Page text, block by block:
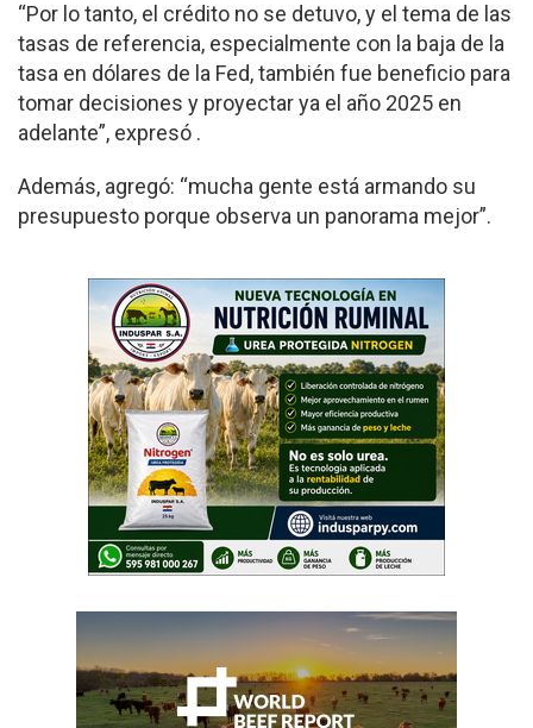
“Por lo tanto, el crédito no se detuvo, y el tema de las
tasas de referencia, especialmente con la baja de la
tasa en dólares de la Fed, también fue beneficio para
tomar decisiones y proyectar ya el año 2025 en
adelante”, expresó .
Además, agregó: “mucha gente está armando su
presupuesto porque observa un panorama mejor”.